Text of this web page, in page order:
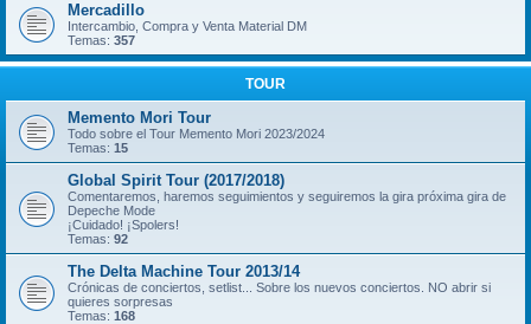
Mercadillo
Intercambio, Compra y Venta Material DM
Temas: 357
TOUR
Memento Mori Tour
Todo sobre el Tour Memento Mori 2023/2024
Temas: 15
Global Spirit Tour (2017/2018)
Comentaremos, haremos seguimientos y seguiremos la gira próxima gira de
Depeche Mode
¡Cuidado! ¡Spolers!
Temas: 92
The Delta Machine Tour 2013/14
Crónicas de conciertos, setlist... Sobre los nuevos conciertos. NO abrir si
quieres sorpresas
Temas: 168